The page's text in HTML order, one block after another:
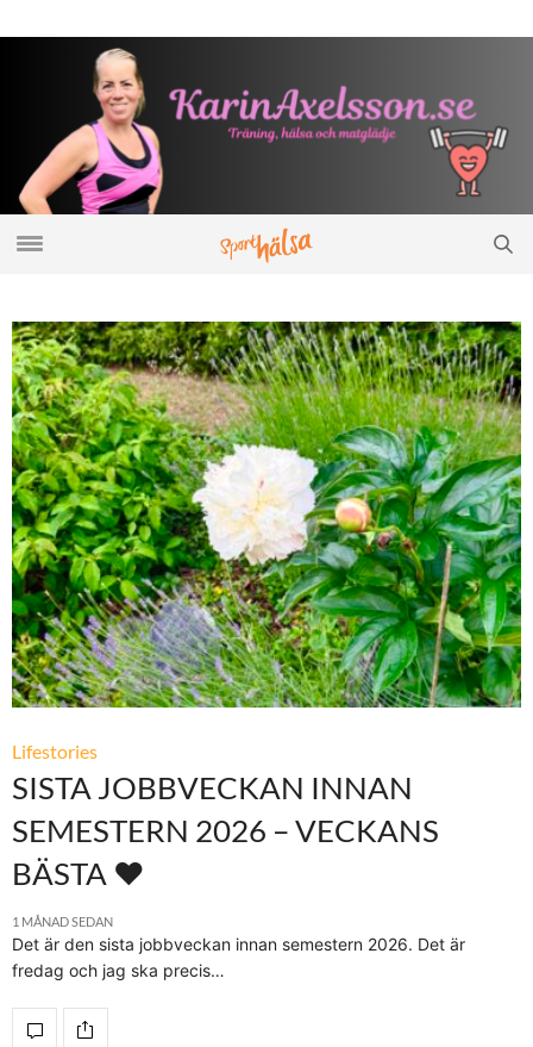
Lifestories
SISTA JOBBVECKAN INNAN
SEMESTERN 2026 – VECKANS
BÄSTA ♥
1 MÅNAD SEDAN
Det är den sista jobbveckan innan semestern 2026. Det är
fredag och jag ska precis…